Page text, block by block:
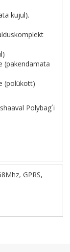
kujul).
(pakendamata
(polükott)
Polybag´i
GPRS,